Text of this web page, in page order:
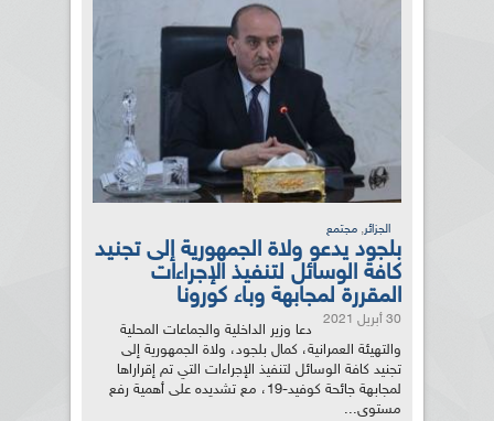
الجزائر, مجتمع
بلجود يدعو ولاة الجمهورية إلى تجنيد
كافة الوسائل لتنفيذ الإجراءات
المقررة لمجابهة وباء كورونا
30 أبريل 2021
دعا وزير الداخلية والجماعات المحلية
والتهيئة العمرانية، كمال بلجود، ولاة الجمهورية إلى
تجنيد كافة الوسائل لتنفيذ الإجراءات التي تم إقراراها
لمجابهة جائحة كوفيد-19، مع تشديده على أهمية رفع
مستوى...